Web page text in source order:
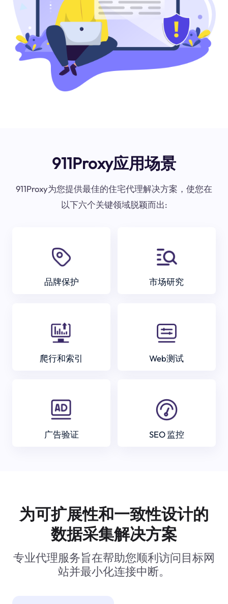
911Proxy应用场景
911Proxy为您提供最佳的住宅代理解决方案，使您在
以下六个关键领域脱颖而出:
品牌保护 市场研究
爬行和索引 Web测试
广告验证 SEO 监控
为可扩展性和一致性设计的
数据采集解决方案
专业代理服务旨在帮助您顺利访问目标网
站并最小化连接中断。